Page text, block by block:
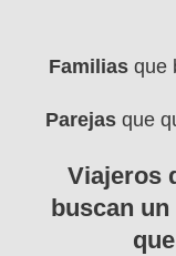
Familias que
Parejasque
Viajeros
buscan